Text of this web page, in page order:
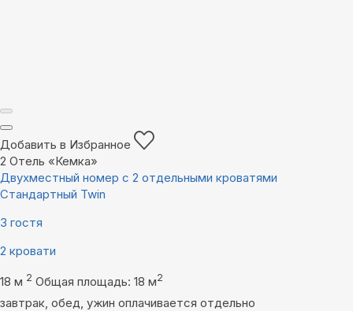
Добавить в Избранное
2 Отель «Кемка»
Двухместный номер с 2 отдельными кроватями
Стандартный Twin
3 гостя
2 кровати
18 м 2 Общая площадь: 18 м2
завтрак, обед, ужин оплачивается отдельно